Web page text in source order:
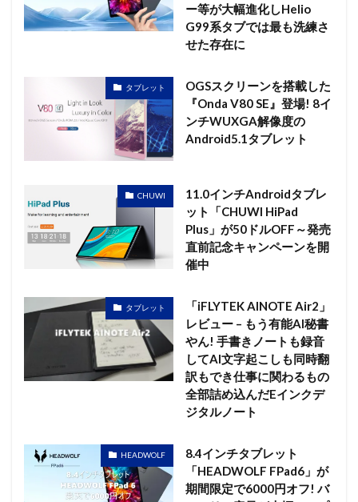
ー等が大幅進化しHelio
G99系タブでは最も洗練さ
せた存在に
タブレット
OGSスクリーンを搭載した
『Onda V80 SE』登場! 8イ
ンチWUXGA解像度の
Android5.1タブレット
CHUWI
11.0インチAndroidタブレ
ット「CHUWI HiPad
Plus」が50ドルOFF～発売
直前記念キャンペーンを開
催中
タブレット
「iFLYTEK AINOTE Air2」
レビュー – もう有能AI秘書
やん! 手書きノートも録音
してAI文字起こしも同時翻
訳もでき仕事に関わるもの
全部詰め込んだEインクデ
ジタルノート
HEADWOLF
8.4インチタブレット
「HEADWOLF FPad6」が
期間限定で6000円オフ! バ